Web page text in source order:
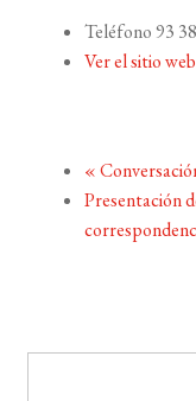
Teléfono 93
Ver el sitio
«
Presentación